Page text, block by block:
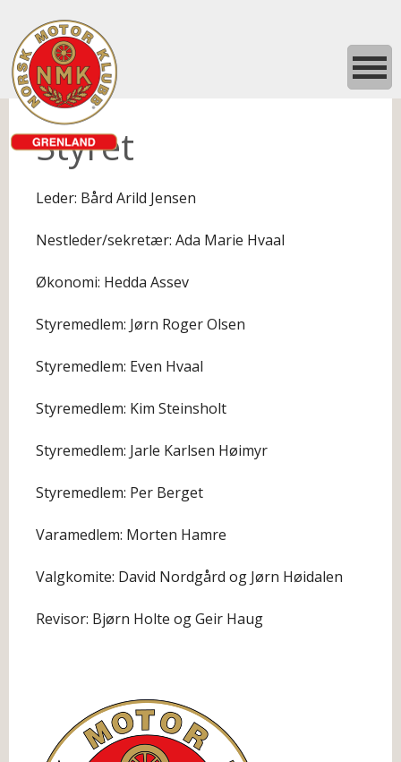
Styret
Leder: Bård Arild Jensen
Nestleder/sekretær: Ada Marie Hvaal
Økonomi: Hedda Assev
Styremedlem: Jørn Roger Olsen
Styremedlem: Even Hvaal
Styremedlem: Kim Steinsholt
Styremedlem: Jarle Karlsen Høimyr
Styremedlem: Per Berget
Varamedlem: Morten Hamre
Valgkomite: David Nordgård og Jørn Høidalen
Revisor: Bjørn Holte og Geir Haug